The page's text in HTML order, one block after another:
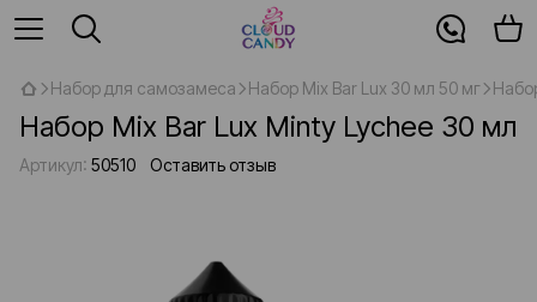
Набор для самозамеса Набор Mix Bar Lux 30 мл 50 мг
Набор Mix Bar Lux Minty Lychee 30 мл
Артикул: 50510 Оставить отзыв